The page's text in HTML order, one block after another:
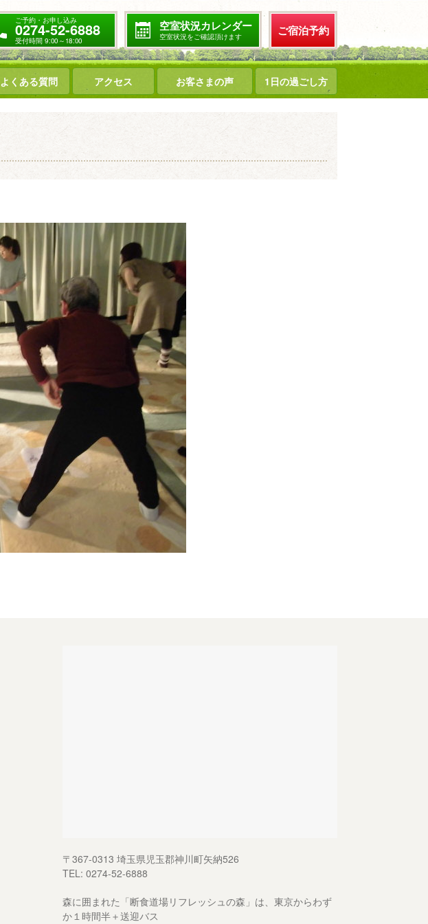
ご予約・お申し込み
0274-52-6888
受付時間 9:00～18:00
空室状況カレンダー
空室状況をご確認頂けます ご宿泊予約
よくある質問 アクセス お客さまの声 1日の過ごし方
〒367-0313 埼玉県児玉郡神川町矢納526
TEL: 0274-52-6888
森に囲まれた「断食道場リフレッシュの森」は、東京からわず
か１時間半＋送迎バス